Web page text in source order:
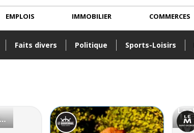
Faits divers Politique Sports-Loisirs
EMPLOIS IMMOBILIER COMMERCES